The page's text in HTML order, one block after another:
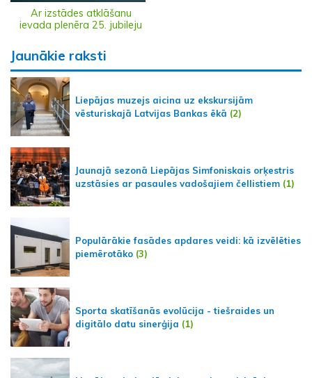
Ar izstādes atklāšanu
ievada plenēra 25. jubileju
Jaunākie raksti
Liepājas muzejs aicina uz ekskursijām
vēsturiskajā Latvijas Bankas ēkā (2)
Jaunajā sezonā Liepājas Simfoniskais orķestris
uzstāsies ar pasaules vadošajiem čellistiem (1)
Populārākie fasādes apdares veidi: kā izvēlēties
piemērotāko (3)
Sporta skatīšanās evolūcija - tiešraides un
digitālo datu sinerģija (1)